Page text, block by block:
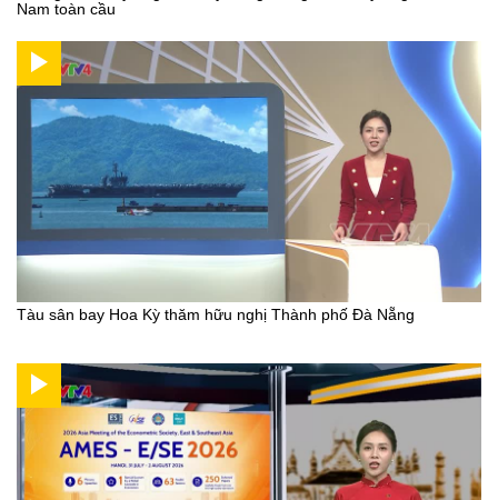
Nam toàn cầu
Tàu sân bay Hoa Kỳ thăm hữu nghị Thành phố Đà Nẵng